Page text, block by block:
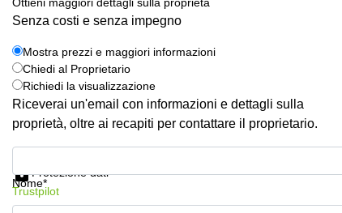
Senza costi e senza impegno
Mostra prezzi e maggiori informazioni
Chiedi al Proprietario
Richiedi la visualizzazione
Riceverai un'email con informazioni e dettagli sulla
proprietà, oltre ai recapiti per contattare il proprietario.
Nome*
Protezione dati
Trustpilot